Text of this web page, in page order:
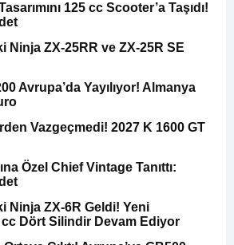
125 cc Scooter’a Taşıdı!
Ninja ZX-25RR ve ZX-25R SE
Avrupa’da Yayılıyor! Almanya
Vazgeçmedi! 2027 K 1600 GT
Özel Chief Vintage Tanıttı:
Ninja ZX-6R Geldi! Yeni
cc Dört Silindir Devam Ediyor